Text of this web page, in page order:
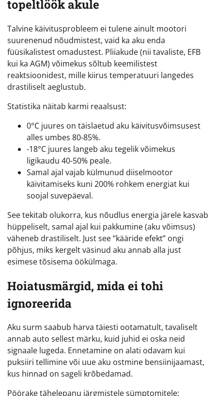
topeltlöök akule
Talvine käivitusprobleem ei tulene ainult mootori
suurenenud nõudmistest, vaid ka aku enda
füüsikalistest omadustest. Pliiakude (nii tavaliste, EFB
kui ka AGM) võimekus sõltub keemilistest
reaktsioonidest, mille kiirus temperatuuri langedes
drastiliselt aeglustub.
Statistika näitab karmi reaalsust:
0°C juures on täislaetud aku käivitusvõimsusest
alles umbes 80-85%.
-18°C juures langeb aku tegelik võimekus
ligikaudu 40-50% peale.
Samal ajal vajab külmunud diiselmootor
käivitamiseks kuni 200% rohkem energiat kui
soojal suvepäeval.
See tekitab olukorra, kus nõudlus energia järele kasvab
hüppeliselt, samal ajal kui pakkumine (aku võimsus)
väheneb drastiliselt. Just see “kääride efekt” ongi
põhjus, miks kergelt väsinud aku annab alla just
esimese tõsisema öökülmaga.
Hoiatusmärgid, mida ei tohi
ignoreerida
Aku surm saabub harva täiesti ootamatult, tavaliselt
annab auto sellest märku, kuid juhid ei oska neid
signaale lugeda. Ennetamine on alati odavam kui
puksiiri tellimine või uue aku ostmine bensiinijaamast,
kus hinnad on sageli krõbedamad.
Pöörake tähelepanu järgmistele sümptomitele: